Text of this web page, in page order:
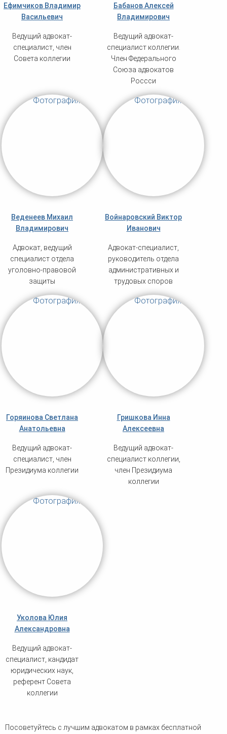
Ефимчиков Владимир
Васильевич
Ведущий адвокат-
специалист, член
Совета коллегии
Бабанов Алексей
Владимирович
Ведущий адвокат-
специалист коллегии.
Член Федерального
Союза адвокатов
Россси
Веденеев Михаил
Владимирович
Адвокат, ведущий
специалист отдела
уголовно-правовой
защиты
Войнаровский Виктор
Иванович
Адвокат-специалист,
руководитель отдела
административных и
трудовых споров
Горяинова Светлана
Анатольевна
Ведущий адвокат-
специалист, член
Президиума коллегии
Гришкова Инна
Алексеевна
Ведущий адвокат-
специалист коллегии,
член Президиума
коллегии
Уколова Юлия
Александровна
Ведущий адвокат-
специалист, кандидат
юридических наук,
референт Совета
коллегии
Посоветуйтесь с лучшим адвокатом в рамках бесплатной